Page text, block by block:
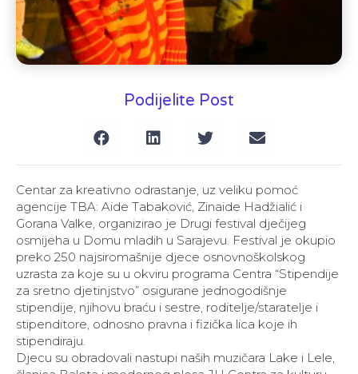
Podijelite Post
Centar za kreativno odrastanje, uz veliku pomoć
agencije TBA: Aide Tabaković, Zinaide Hadžialić i
Gorana Valke, organizirao je Drugi festival dječijeg
osmijeha u Domu mladih u Sarajevu. Festival je okupio
preko 250 najsiromašnije djece osnovnoškolskog
uzrasta za koje su u okviru programa Centra “Stipendije
za sretno djetinjstvo” osigurane jednogodišnje
stipendije, njihovu braću i sestre, roditelje/staratelje i
stipenditore, odnosno pravna i fizička lica koje ih
stipendiraju.
Djecu su obradovali nastupi naših muzičara Lake i Lele,